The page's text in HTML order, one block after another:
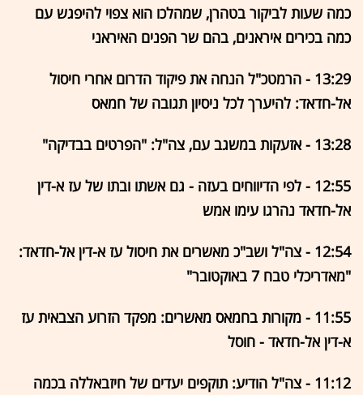
כמה שעות לביקור בטהרן, שמהלכו הוא צפוי להיפגש עם
כמה בכירים איראנים, בהם שר הפנים האיראני
13:29 - הרמטכ"ל הנחה את פיקוד הדרום אחרי חיסול
אל-חדאד: להיערך לכל ניסיון תגובה של חמאס
13:28 - אזעקות במשגב עם, צה"ל: "הפרטים בבדיקה"
12:55 - לפי הדיווחים בעזה - גם אשתו ובתו של עז א-דין
אל-חדאד נהרגו עימו אמש
12:54 - צה"ל ושב"כ מאשרים את חיסול עז א-דין אל-חדאד:
"מאדריכלי טבח 7 באוקטובר"
11:55 - מקורות בחמאס מאשרים: מפקד הזרוע הצבאית עז
א-דין אל-חדאד - חוסל
11:12 - צה"ל הודיע: תוקפים יעדים של חיזבאללה בכמה